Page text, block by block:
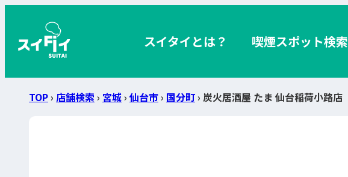
スイタイとは？ 喫煙スポット検索
TOP› 店舗検索 › 宮城› 仙台市› 国分町› 炭火居酒屋 たま 仙台稲荷小路店